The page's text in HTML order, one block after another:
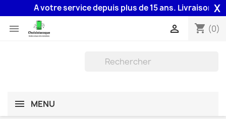
A votre service depuis plus de 15 ans. Livraison 48H
X
 shopping_cart (0)

MENU